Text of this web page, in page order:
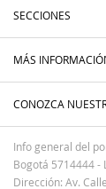
SECCIONES
MÁS
CONOZCA
Info general del
Bogotá 5714444 -
Dirección: Av.